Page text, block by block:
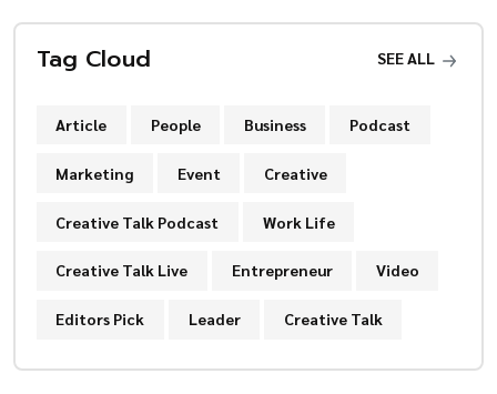
Tag Cloud SEE ALL
Article People Business Podcast
Marketing Event Creative
Creative Talk Podcast Work Life
Creative Talk Live Entrepreneur Video
Editors Pick Leader Creative Talk